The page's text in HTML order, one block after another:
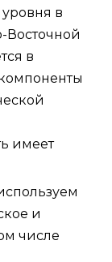
в
в
имеет
и
числе